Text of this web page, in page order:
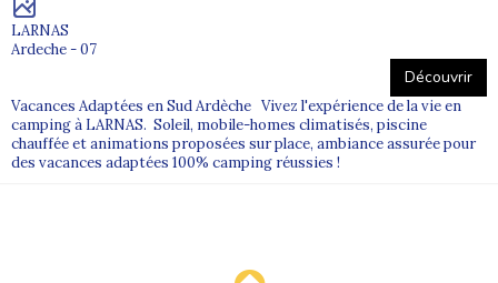
LARNAS
Ardeche - 07
Découvrir
Vacances Adaptées en Sud Ardèche Vivez l'expérience de la vie en
camping à LARNAS. Soleil, mobile-homes climatisés, piscine
chauffée et animations proposées sur place, ambiance assurée pour
des vacances adaptées 100% camping réussies !